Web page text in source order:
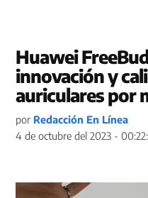
Huawei
innovación y
auriculares por
por Redacción En Línea
4 de octubre del 2023 -